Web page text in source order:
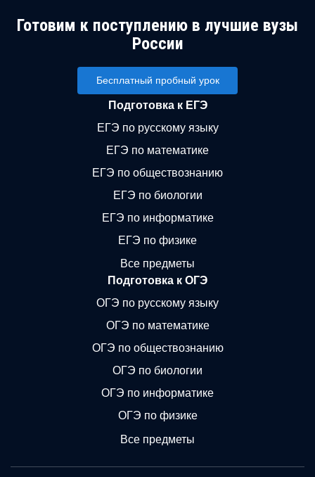
Готовим к поступлению в лучшие вузы
России
Бесплатный пробный урок
Подготовка к ЕГЭ
ЕГЭ по русскому языку
ЕГЭ по математике
ЕГЭ по обществознанию
ЕГЭ по биологии
ЕГЭ по информатике
ЕГЭ по физике
Все предметы
Подготовка к ОГЭ
ОГЭ по русскому языку
ОГЭ по математике
ОГЭ по обществознанию
ОГЭ по биологии
ОГЭ по информатике
ОГЭ по физике
Все предметы